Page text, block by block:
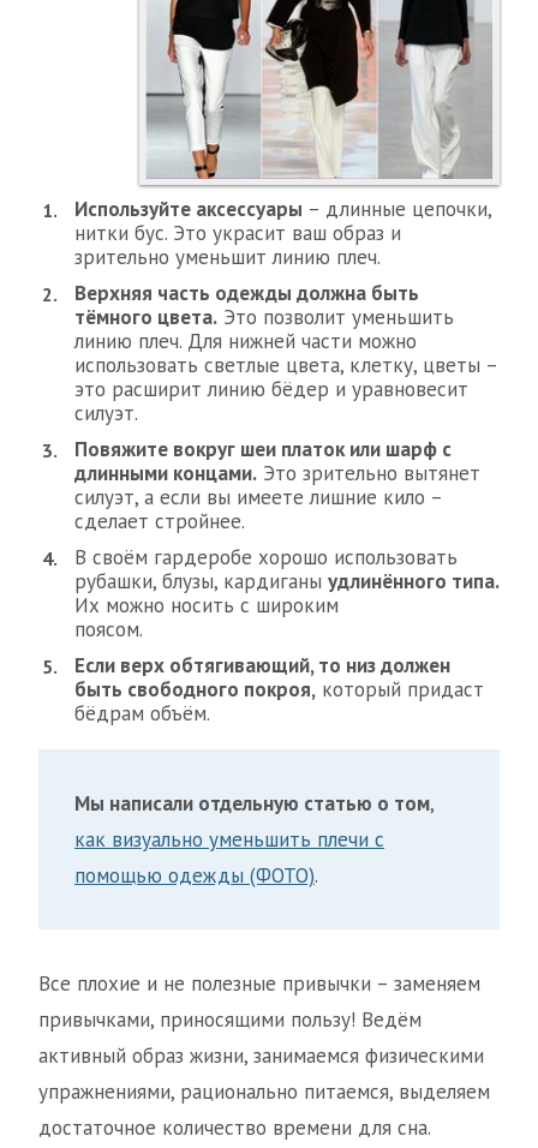
Используйте аксессуары – длинные цепочки,
нитки бус. Это украсит ваш образ и
зрительно уменьшит линию плеч.
Верхняя часть одежды должна быть
тёмного цвета. Это позволит уменьшить
линию плеч. Для нижней части можно
использовать светлые цвета, клетку, цветы –
это расширит линию бёдер и уравновесит
силуэт.
Повяжите вокруг шеи платок или шарф с
длинными концами. Это зрительно вытянет
силуэт, а если вы имеете лишние кило –
сделает стройнее.
В своём гардеробе хорошо использовать
рубашки, блузы, кардиганы удлинённого типа.
Их можно носить с широким
поясом.
Если верх обтягивающий, то низ должен
быть свободного покроя, который придаст
бёдрам объём.
Мы написали отдельную статью о том,
как визуально уменьшить плечи с
помощью одежды (ФОТО).
Все плохие и не полезные привычки – заменяем
привычками, приносящими пользу! Ведём
активный образ жизни, занимаемся физическими
упражнениями, рационально питаемся, выделяем
достаточное количество времени для сна.